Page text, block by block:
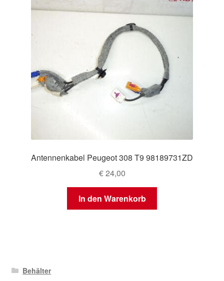
Antennenkabel Peugeot 308 T9 98189731ZD
€24,00
In den Warenkorb
Behälter